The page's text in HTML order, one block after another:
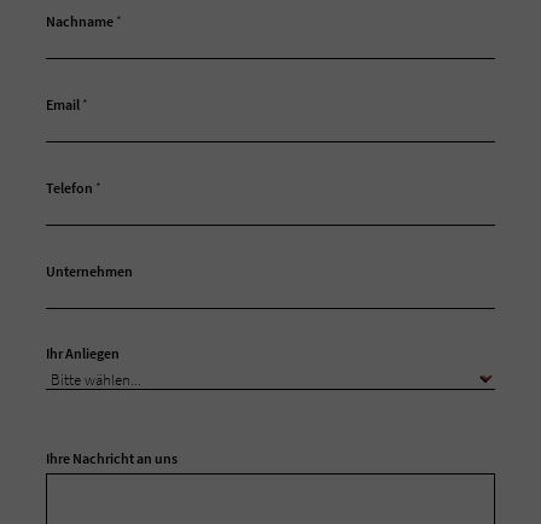
Nachname *
Email *
Telefon *
Unternehmen
Ihr Anliegen
Ihre Nachricht an uns